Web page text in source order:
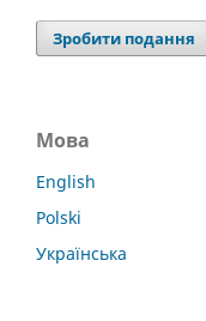
Зробити подання
Мова
English
Polski
Українська